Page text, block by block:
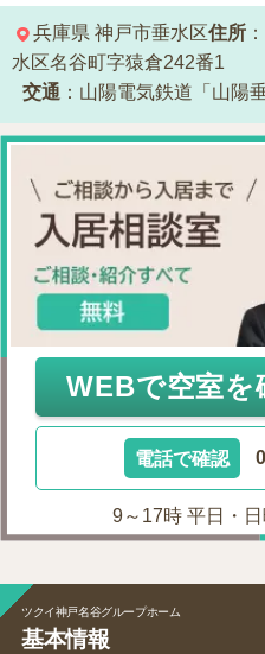
兵庫県 神戸市垂水区住所
水区名谷町字猿倉242番1
交通 ：山陽電気鉄道「山陽
WEBで空室を
電話で確認
9～17時 平日・
ツクイ神戸名谷グループホーム
基本情報